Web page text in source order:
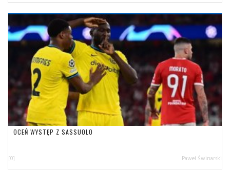
OCEŃ WYSTĘP Z SASSUOLO
[0] Paweł Świnarski